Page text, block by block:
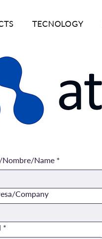
TECNOLOGY
Nombre/Name *
Company
*